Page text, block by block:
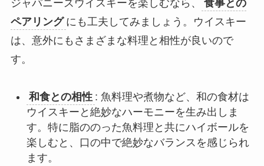
ジャパニーズウイスキーを楽しむなら、
食事との
ペアリング にも工夫してみましょう。ウイスキー
は、意外にもさまざまな料理と相性が良いので
す。
和食との相性 : 魚料理や煮物など、和の食材は
ウイスキーと絶妙なハーモニーを生み出しま
す。特に脂ののった魚料理と共にハイボールを
楽しむと、口の中で絶妙なバランスを感じられ
ます。